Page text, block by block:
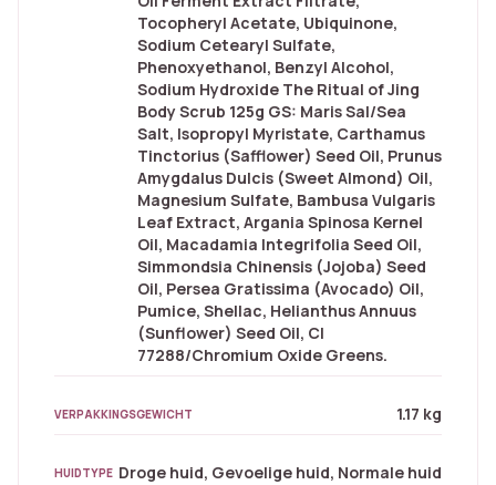
Tocopheryl Acetate, Ubiquinone,
Sodium Cetearyl Sulfate,
Phenoxyethanol, Benzyl Alcohol,
Sodium Hydroxide The Ritual of Jing
Body Scrub 125g GS: Maris Sal/Sea
Salt, Isopropyl Myristate, Carthamus
Tinctorius (Safflower) Seed Oil, Prunus
Amygdalus Dulcis (Sweet Almond) Oil,
Magnesium Sulfate, Bambusa Vulgaris
Leaf Extract, Argania Spinosa Kernel
Oil, Macadamia Integrifolia Seed Oil,
Simmondsia Chinensis (Jojoba) Seed
Oil, Persea Gratissima (Avocado) Oil,
Pumice, Shellac, Helianthus Annuus
(Sunflower) Seed Oil, CI
77288/Chromium Oxide Greens.
VERPAKKINGSGEWICHT 1.17 kg
HUIDTYPE Droge huid, Gevoelige huid, Normale huid